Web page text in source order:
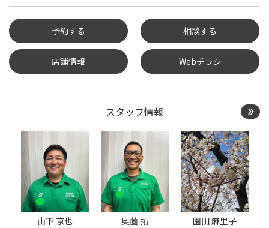
予約する
タイヤ点検・安全点検/タ
約
クローク契約会員専用タ
イヤ履き替え※タイヤ履
契約会員の方はこちらを
選択ください
本日のタイヤ履き替え順
番待ち予約 ※クローク契
約会員の方はご利用いた
だけません
相談する
店舗情報 Webチラシ
スタッフ情報
山下 京也 奥薗 拓 園田 麻里子